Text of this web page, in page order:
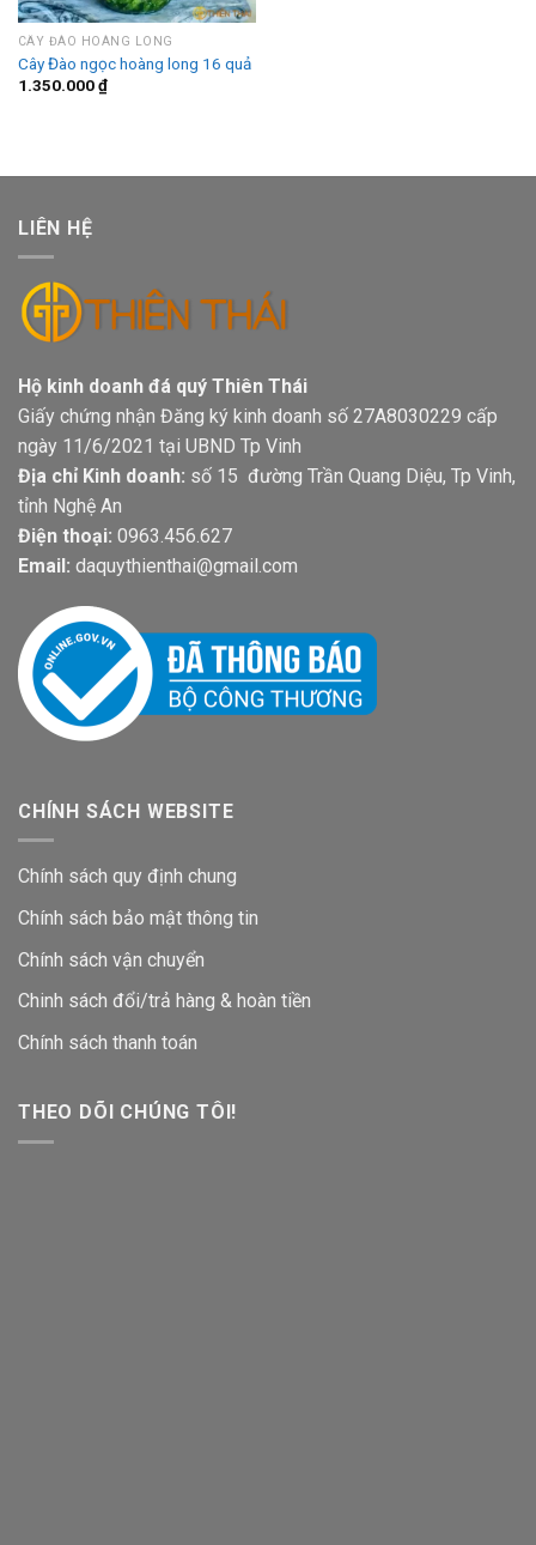
CÂY ĐÀO HOÀNG LONG
Cây Đào ngọc hoàng long 16 quả
1.350.000₫
LIÊN HỆ
Hộ kinh doanh đá quý Thiên Thái
Giấy chứng nhận Đăng ký kinh doanh số 27A8030229 cấp
ngày 11/6/2021 tại UBND Tp Vinh
Địa chỉ Kinh doanh: số 15 đường Trần Quang Diệu, Tp Vinh,
tỉnh Nghệ An
Điện thoại: 0963.456.627
Email: daquythienthai@gmail.com
CHÍNH SÁCH WEBSITE
Chính sách quy định chung
Chính sách bảo mật thông tin
Chính sách vận chuyển
Chinh sách đổi/trả hàng & hoàn tiền
Chính sách thanh toán
THEO DÕI CHÚNG TÔI!